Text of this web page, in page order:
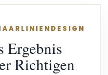
Ergebnis
Richtigen